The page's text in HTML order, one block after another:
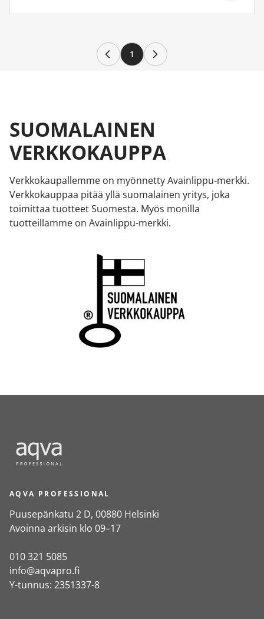
1
SUOMALAINEN
VERKKOKAUPPA
Verkkokaupallemme on myönnetty Avainlippu-merkki.
Verkkokauppaa pitää yllä suomalainen yritys, joka
toimittaa tuotteet Suomesta. Myös monilla
tuotteillamme on Avainlippu-merkki.
AQVA PROFESSIONAL
Puusepänkatu 2 D, 00880 Helsinki
Avoinna arkisin klo 09–17
010 321 5085
info@aqvapro.fi
Y-tunnus: 2351337-8